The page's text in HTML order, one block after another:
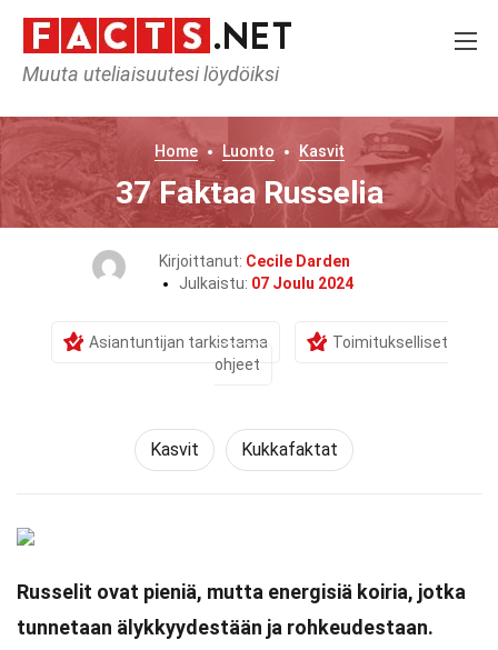
Muuta uteliaisuutesi löydöiksi
Home Luonto Kasvit
37 Faktaa Russelia
Kirjoittanut: Cecile Darden
Julkaistu: 07 Joulu 2024
Asiantuntijan tarkistama
Toimitukselliset
ohjeet
Kasvit Kukkafaktat
Russelit ovat pieniä, mutta energisiä koiria, jotka
tunnetaan älykkyydestään ja rohkeudestaan.